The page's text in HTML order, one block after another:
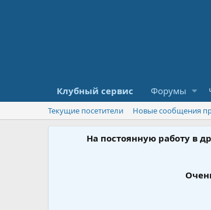
Клубный сервис Форумы
Текущие посетители Новые сообщения
На постоянную работу в